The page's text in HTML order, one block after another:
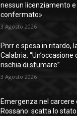
nessun licenziamento
confermato»
3 Agosto 2026
Pnrr e spesa in ritardo,
Calabria:
rischia di sfumare”
3 Agosto 2026
Emergenza nel carcere
Rossano: scatta lo